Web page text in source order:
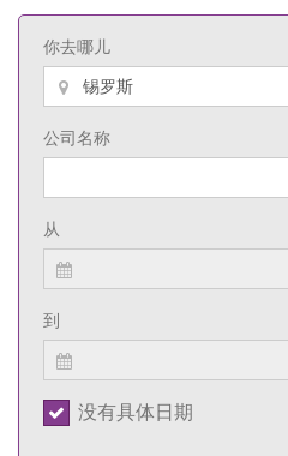
你去哪儿
公司名称
从
到
没有具体日期